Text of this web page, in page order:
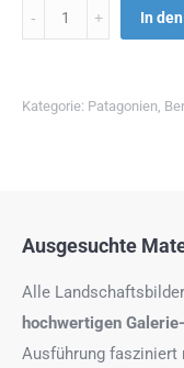
Menge In
Kategorie: Patagonien,
Ausgesuchte
Alle
hochwertigen
Ausführung fasziniert